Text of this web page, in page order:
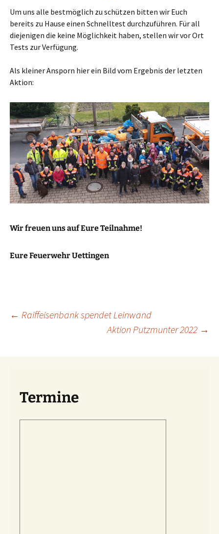
Um uns alle bestmöglich zu schützen bitten wir Euch
bereits zu Hause einen Schnelltest durchzuführen. Für all
diejenigen die keine Möglichkeit haben, stellen wir vor Ort
Tests zur Verfügung.
Als kleiner Ansporn hier ein Bild vom Ergebnis der letzten
Aktion:
Wir freuen uns auf Eure Teilnahme!
Eure Feuerwehr Uettingen
Beitragsnavigation
← Raiffeisenbank spendet Leinwand
Aktion Putzmunter 2022 →
Termine